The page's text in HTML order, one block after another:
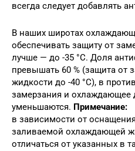
всегда следует добавлять
В наших широтах
обеспечивать защиту от
лучше — до -35 °С. Доля
превышать 60 % (защита от
жидкости до -40 °С), в
замерзания и охлаждающее
уменьшаются. Примечание:
в зависимости от
заливаемой охлаждающей
отличаться от указанных в